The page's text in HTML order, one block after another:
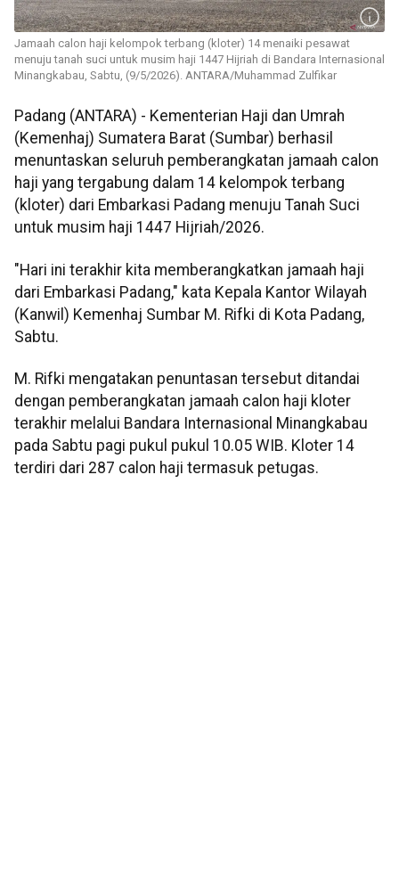
Jamaah calon haji kelompok terbang (kloter) 14 menaiki pesawat
menuju tanah suci untuk musim haji 1447 Hijriah di Bandara Internasional
Minangkabau, Sabtu, (9/5/2026). ANTARA/Muhammad Zulfikar
Padang (ANTARA) - Kementerian Haji dan Umrah
(Kemenhaj) Sumatera Barat (Sumbar) berhasil
menuntaskan seluruh pemberangkatan jamaah calon
haji yang tergabung dalam 14 kelompok terbang
(kloter) dari Embarkasi Padang menuju Tanah Suci
untuk musim haji 1447 Hijriah/2026.
"Hari ini terakhir kita memberangkatkan jamaah haji
dari Embarkasi Padang," kata Kepala Kantor Wilayah
(Kanwil) Kemenhaj Sumbar M. Rifki di Kota Padang,
Sabtu.
M. Rifki mengatakan penuntasan tersebut ditandai
dengan pemberangkatan jamaah calon haji kloter
terakhir melalui Bandara Internasional Minangkabau
pada Sabtu pagi pukul pukul 10.05 WIB. Kloter 14
terdiri dari 287 calon haji termasuk petugas.